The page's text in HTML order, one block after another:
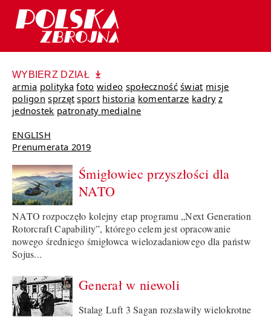
WYBIERZ DZIAŁ
armia polityka foto wideo społeczność świat misje
poligon sprzęt sport historia komentarze kadry z
jednostek patronaty medialne
ENGLISH
Prenumerata 2019
Śmigłowiec przyszłości dla
NATO
NATO rozpoczęło kolejny etap programu „Next Generation
Rotorcraft Capability”, którego celem jest opracowanie
nowego średniego śmigłowca wielozadaniowego dla państw
Sojus...
Generał w niewoli
Stalag Luft 3 Sagan rozsławiły wielokrotne